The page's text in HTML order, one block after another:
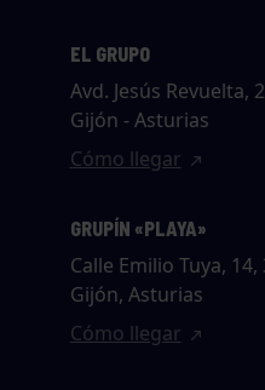
EL GRUPO
Avd. Jesús Revuelta,
Gijón - Asturias
Cómo llegar
GRUPÍN «PLAYA»
Calle Emilio Tuya, 14,
Gijón, Asturias
Cómo llegar